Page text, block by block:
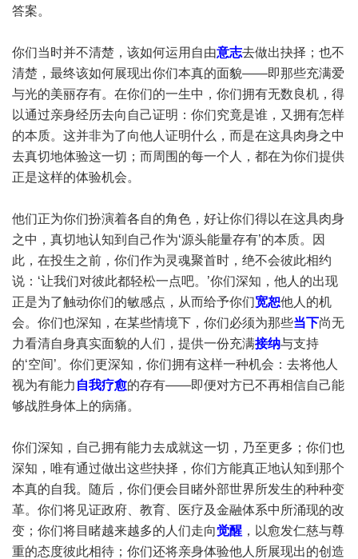
答案。
你们当时并不清楚，该如何运用自由意志去做出抉择；也不
清楚，最终该如何展现出你们本真的面貌——即那些充满爱
与光的美丽存有。在你们的一生中，你们拥有无数良机，得
以通过亲身经历去向自己证明：你们究竟是谁，又拥有怎样
的本质。这并非为了向他人证明什么，而是在这具肉身之中
去真切地体验这一切；而周围的每一个人，都在为你们提供
正是这样的体验机会。
他们正为你们扮演着各自的角色，好让你们得以在这具肉身
之中，真切地认知到自己作为‘源头能量存有’的本质。因
此，在投生之前，你们作为灵魂聚首时，绝不会彼此相约
说：‘让我们对彼此都轻松一点吧。’你们深知，他人的出现
正是为了触动你们的敏感点，从而给予你们宽恕他人的机
会。你们也深知，在某些情境下，你们必须为那些当下尚无
力看清自身真实面貌的人们，提供一份充满接纳与支持
的‘空间’。你们更深知，你们拥有这样一种机会：去将他人
视为有能力 自我疗愈的存有——即便对方已不再相信自己能
够战胜身体上的病痛。
你们深知，自己拥有能力去成就这一切，乃至更多；你们也
深知，唯有通过做出这些抉择，你们方能真正地认知到那个
本真的自我。随后，你们便会目睹外部世界所发生的种种变
革。你们将见证政府、教育、医疗及金融体系中所涌现的改
变；你们将目睹越来越多的人们走向觉醒 ，以愈发仁慈与尊
重的态度彼此相待；你们还将亲身体验他人所展现出的创造